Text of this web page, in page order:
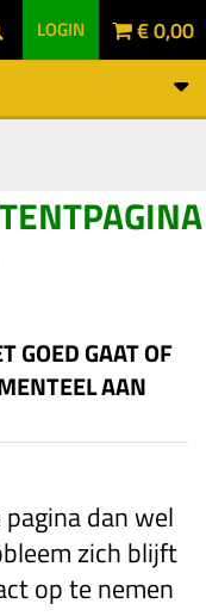
LOGIN € 0,00
GOED GAAT OF
AAN
dan wel
zich blijft
op te nemen